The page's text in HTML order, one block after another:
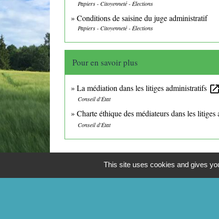
Papiers - Citoyenneté - Élections
Conditions de saisine du juge administratif
Papiers - Citoyenneté - Élections
Pour en savoir plus
La médiation dans les litiges administratifs open_in_new
Conseil d'État
Charte éthique des médiateurs dans les
Conseil d'État
This site uses cookies and gives